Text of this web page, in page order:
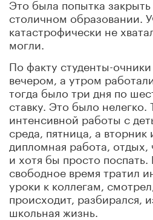
Это была попытка
столичном образовании.
катастрофически не
могли.
По факту студенты-
вечером, а утром
тогда было три дня по
ставку. Это было нелегко.
интенсивной работы с
среда, пятница, а вторник
дипломная работа, отдых,
и хотя бы просто поспать.
свободное время тратил
уроки к коллегам,
происходит, разбирался,
школьная жизнь.